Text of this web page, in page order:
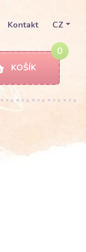
Kontakt CZ
0
KOŠÍK